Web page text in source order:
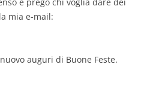
mia e-mail:
auguri di Buone Feste.